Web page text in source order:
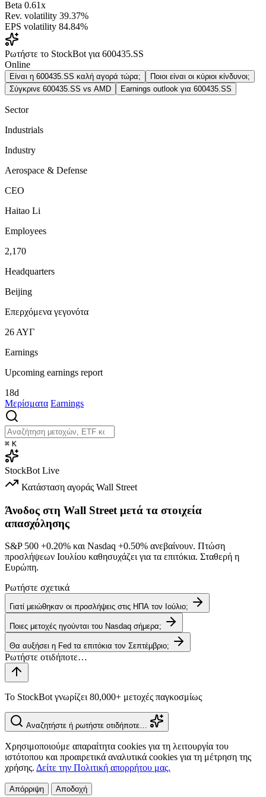
Beta 0.61x
Rev. volatility 39.37%
EPS volatility 84.84%
Ρωτήστε το StockBot για 600435.SS
Online
Είναι η 600435.SS καλή αγορά τώρα;
Ποιοι είναι οι κύριοι κίνδυνοι;
Σύγκρινε 600435.SS vs AMD
Earnings outlook για 600435.SS
Sector
Industrials
Industry
Aerospace & Defense
CEO
Haitao Li
Employees
2,170
Headquarters
Beijing
Επερχόμενα γεγονότα
26 ΑΥΓ
Earnings
Upcoming earnings report
18d
Μερίσματα Earnings
⌘ K
StockBot Live
Κατάσταση αγοράς Wall Street
Άνοδος στη Wall Street μετά τα στοιχεία
απασχόλησης
S&P 500 +0.20% και Nasdaq +0.50% ανεβαίνουν. Πτώση
προσλήψεων Ιουλίου καθησυχάζει για τα επιτόκια. Σταθερή η
Ευρώπη.
Ρωτήστε σχετικά
Γιατί μειώθηκαν οι προσλήψεις στις ΗΠΑ τον Ιούλιο;
Ποιες μετοχές ηγούνται του Nasdaq σήμερα;
Θα αυξήσει η Fed τα επιτόκια τον Σεπτέμβριο;
Το StockBot γνωρίζει 80,000+ μετοχές παγκοσμίως
Αναζητήστε ή ρωτήστε οτιδήποτε…
Χρησιμοποιούμε απαραίτητα cookies για τη λειτουργία του
ιστότοπου και προαιρετικά αναλυτικά cookies για τη μέτρηση της
χρήσης. Δείτε την Πολιτική απορρήτου μας.
Απόρριψη Αποδοχή